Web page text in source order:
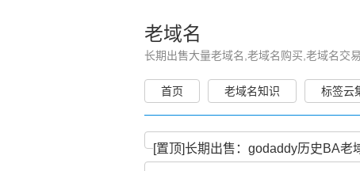
老域名
长期出售大量老域名,老域名购买,老域名交
首页 老域名知识 标签云
[置顶]长期出售：godaddy历史BA老